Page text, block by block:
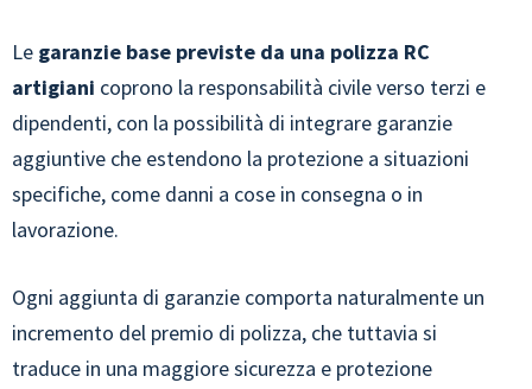
Le garanzie base previste da una polizza RC
artigiani coprono la responsabilità civile verso terzi e
dipendenti, con la possibilità di integrare garanzie
aggiuntive che estendono la protezione a situazioni
specifiche, come danni a cose in consegna o in
lavorazione.
Ogni aggiunta di garanzie comporta naturalmente un
incremento del premio di polizza, che tuttavia si
traduce in una maggiore sicurezza e protezione